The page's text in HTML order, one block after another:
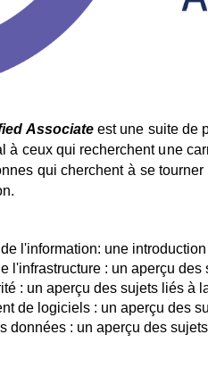
Associate est une suite de
à ceux qui recherchent une
qui cherchent à se
l'information: une
l'infrastructure : un aperçu
: un aperçu des sujets liés à
de logiciels : un aperçu des
données : un aperçu des